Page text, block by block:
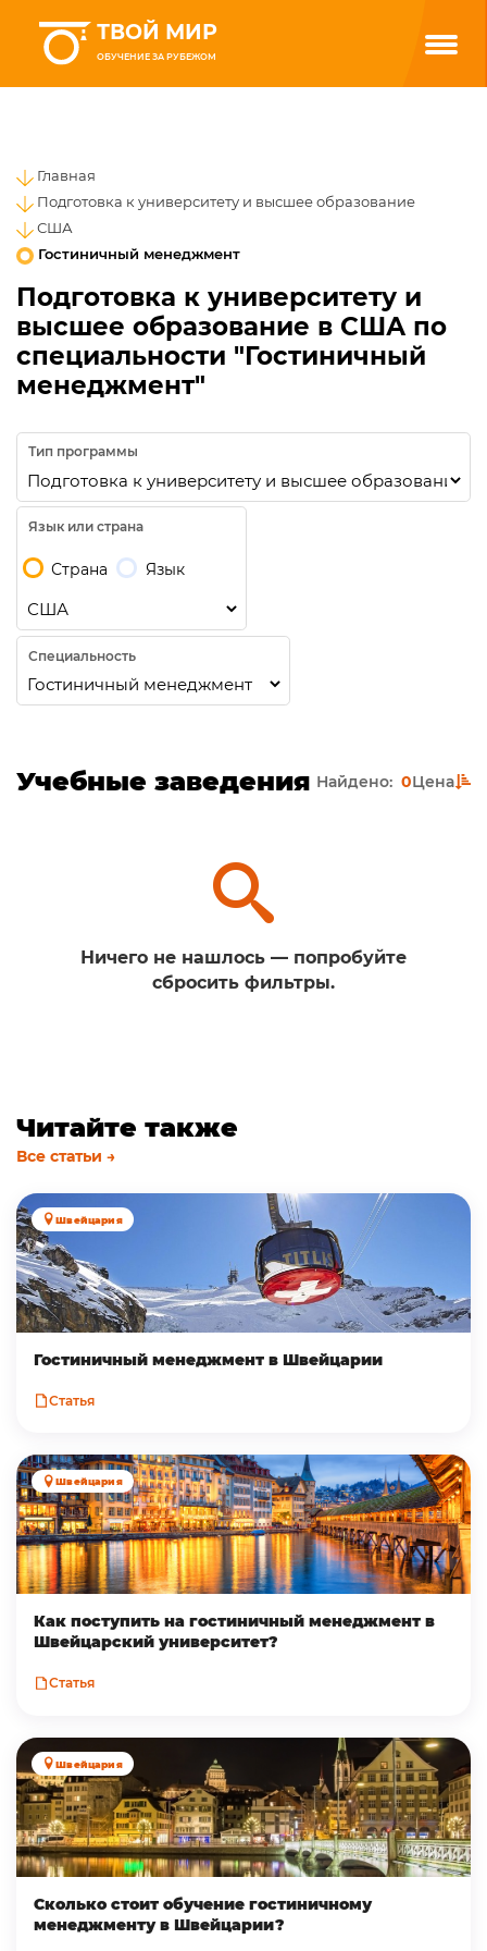
ТВОЙ МИР
ОБУЧЕНИЕ ЗА РУБЕЖОМ
Главная
Подготовка к университету и высшее образование
США
Гостиничный менеджмент
Подготовка к университету и
высшее образование в США по
специальности "Гостиничный
менеджмент"
Тип программы
Язык или страна
Страна Язык
Специальность
Учебные заведения Найдено: 0Цена
Ничего не нашлось — попробуйте
сбросить фильтры.
Читайте также
Все статьи →
Швейцария
Гостиничный менеджмент в Швейцарии
Статья
Швейцария
Как поступить на гостиничный менеджмент в
Швейцарский университет?
Статья
Швейцария
Сколько стоит обучение гостиничному
менеджменту в Швейцарии?